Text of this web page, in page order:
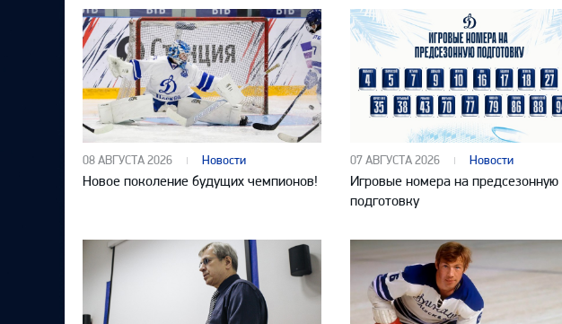
08 АВГУСТА 2026 Новости
Новое поколение будущих чемпионов!
07 АВГУСТА 2026 Новости
Игровые номера на предсезонную
подготовку